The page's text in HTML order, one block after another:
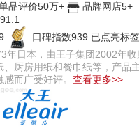
品评价50万+
品牌网店5+
口碑指数939 已点亮标
年日本，由王子集团2002年
、厨房用纸和餐巾纸等，产品
而广受好评。 查看更多>>